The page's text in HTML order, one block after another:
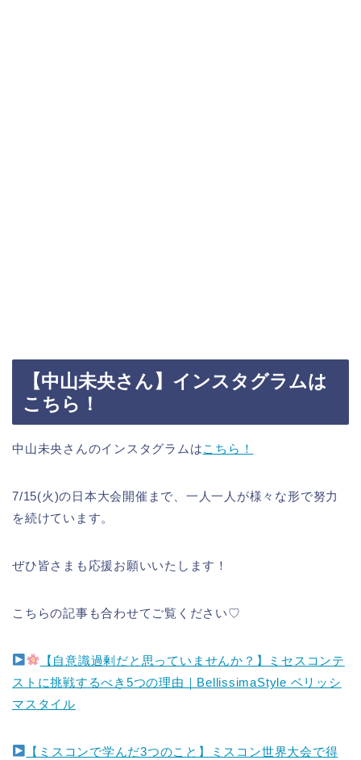
【中山未央さん】インスタグラムは
こちら！
中山未央さんのインスタグラムはこちら！
7/15(火)の日本大会開催まで、一人一人が様々な形で努力
を続けています。
ぜひ皆さまも応援お願いいたします！
こちらの記事も合わせてご覧ください♡
【自意識過剰だと思っていませんか？】ミセスコンテ
ストに挑戦するべき5つの理由｜BellissimaStyle ベリッシ
マスタイル
【ミスコンで学んだ3つのこと】ミスコン世界大会で得